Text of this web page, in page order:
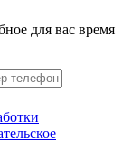
для вас время